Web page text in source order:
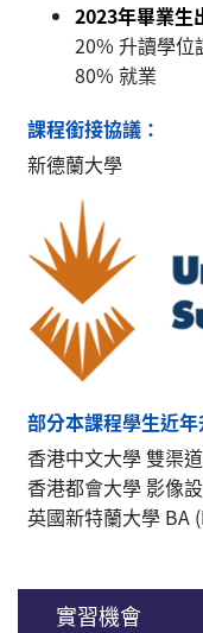
2023年畢業生
20% 升讀學位
80% 就業
課程銜接協議：
新德蘭大學
部分本課程學生近年
香港中文大學 雙渠
香港都會大學 影像
英國新特蘭大學 BA
實習機會